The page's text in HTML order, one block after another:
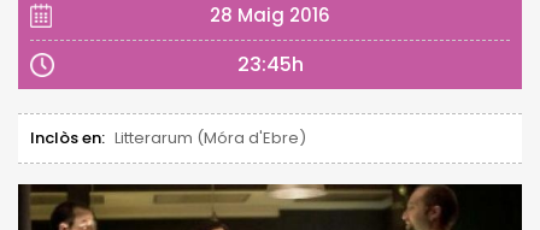
28 Maig 2016
23:45h
Inclòs en: Litterarum (Móra d'Ebre)